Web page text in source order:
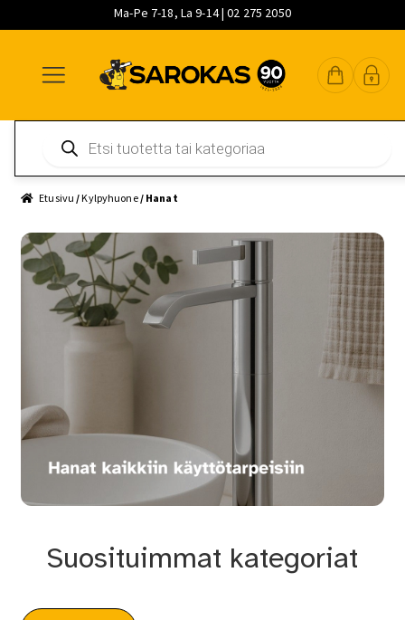
Ma-Pe 7-18, La 9-14 | 02 275 2050
navigointiin
sisältöön
pääsisältöön
search
Etusivu /Kylpyhuone/ Hanat
Suosituimmat kategoriat